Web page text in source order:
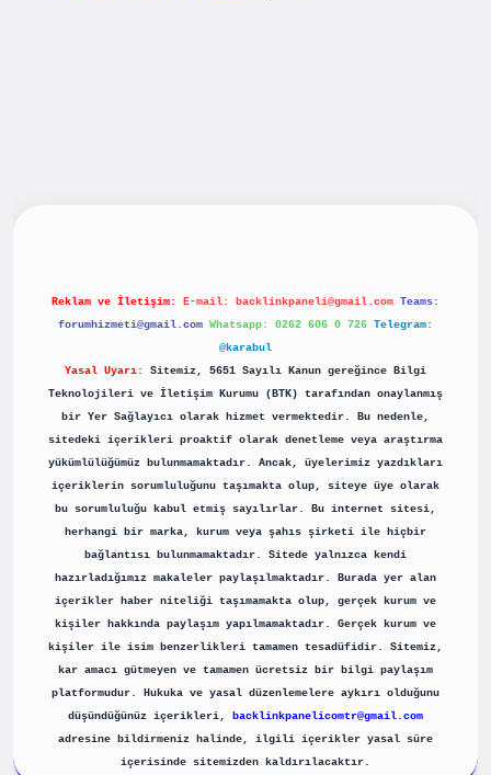
Reklam ve İletişim: E-mail: backlinkpaneli@gmail.com Teams:
forumhizmeti@gmail.com Whatsapp: 0262 606 0 726 Telegram:
@karabul
Yasal Uyarı:
Sitemiz, 5651 Sayılı Kanun gereğince Bilgi
Teknolojileri ve İletişim Kurumu (BTK) tarafından onaylanmış
bir Yer Sağlayıcı olarak hizmet vermektedir. Bu nedenle,
sitedeki içerikleri proaktif olarak denetleme veya araştırma
yükümlülüğümüz bulunmamaktadır. Ancak, üyelerimiz yazdıkları
içeriklerin sorumluluğunu taşımakta olup, siteye üye olarak
bu sorumluluğu kabul etmiş sayılırlar. Bu internet sitesi,
herhangi bir marka, kurum veya şahıs şirketi ile hiçbir
bağlantısı bulunmamaktadır. Sitede yalnızca kendi
hazırladığımız makaleler paylaşılmaktadır. Burada yer alan
içerikler haber niteliği taşımamakta olup, gerçek kurum ve
kişiler hakkında paylaşım yapılmamaktadır. Gerçek kurum ve
kişiler ile isim benzerlikleri tamamen tesadüfidir. Sitemiz,
kar amacı gütmeyen ve tamamen ücretsiz bir bilgi paylaşım
platformudur. Hukuka ve yasal düzenlemelere aykırı olduğunu
düşündüğünüz içerikleri,
backlinkpanelicomtr@gmail.com
adresine bildirmeniz halinde, ilgili içerikler yasal süre
içerisinde sitemizden kaldırılacaktır.